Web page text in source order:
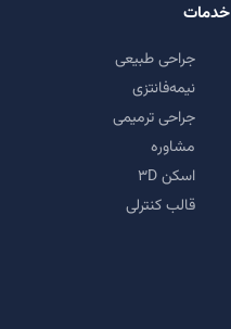
خدمات
جراحی طبیعی
نیمه‌فانتزی
جراحی ترمیمی
مشاوره
اسکن ۳D
قالب کنترلی